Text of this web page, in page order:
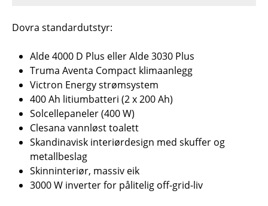
Dovra standardutstyr:
Alde 4000 D Plus eller Alde 3030 Plus
Truma Aventa Compact klimaanlegg
Victron Energy strømsystem
400 Ah litiumbatteri (2 x 200 Ah)
Solcellepaneler (400 W)
Clesana vannløst toalett
Skandinavisk interiørdesign med skuffer og
metallbeslag
Skinninteriør, massiv eik
3000 W inverter for pålitelig off-grid-liv